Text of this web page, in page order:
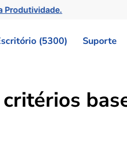
Produtividade.
(5300) Suporte